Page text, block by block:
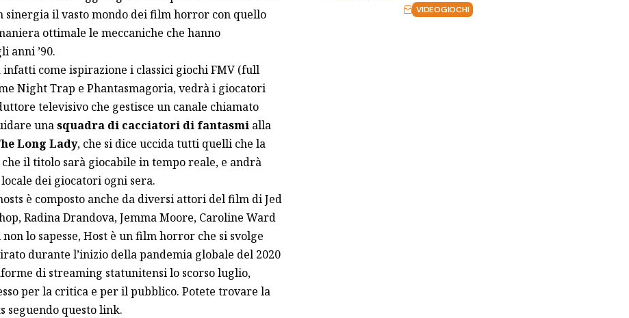
il vasto mondo dei film horror con quello
ottimale le meccaniche che hanno
anni ’90.
infatti come ispirazione i classici giochi FMV (full
Night Trap e Phantasmagoria, vedrà i giocatori
televisivo che gestisce un canale chiamato
unasquadra di cacciatori di fantasmialla
Long Lady, che si dice uccida tutti quelli che la
il titolo sarà giocabile in tempo reale, e andrà
dei giocatori ogni sera.
è composto anche da diversi attori del film di Jed
Radina Drandova, Jemma Moore, Caroline Ward
lo sapesse, Host è un film horror che si svolge
durante l’inizio della pandemia globale del 2020
di streaming statunitensi lo scorso luglio,
per la critica e per il pubblico. Potete trovare la
seguendo questolink.
VIDEOGIOCHI